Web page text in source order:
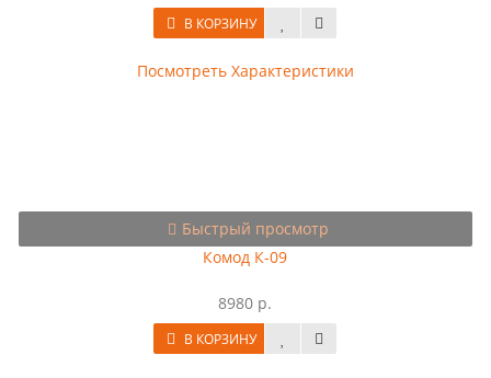
В КОРЗИНУ
Посмотреть Характеристики
Быстрый просмотр
Комод К-09
8980 р.
В КОРЗИНУ